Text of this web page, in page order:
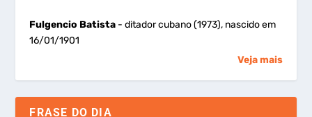
Fulgencio Batista - ditador cubano (1973), nascido em
16/01/1901
Veja mais
FRASE DO DIA